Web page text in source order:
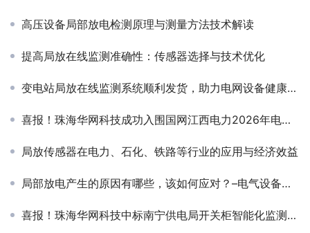
高压设备局部放电检测原理与测量方法技术解读
提高局放在线监测准确性：传感器选择与技术优化
变电站局放在线监测系统顺利发货，助力电网设备健康运行
喜报！珠海华网科技成功入围国网江西电力2026年电网零星物资框架协议变电在线监测装置
局放传感器在电力、石化、铁路等行业的应用与经济效益
局部放电产生的原因有哪些，该如何应对？–电气设备隐患的“前兆信号”解析
喜报！珠海华网科技中标南宁供电局开关柜智能化监测改造服务